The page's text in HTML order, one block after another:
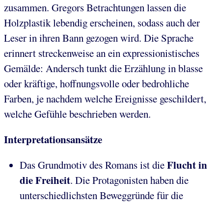
zusammen. Gregors Betrachtungen lassen die
Holzplastik lebendig erscheinen, sodass auch der
Leser in ihren Bann gezogen wird. Die Sprache
erinnert streckenweise an ein expressionistisches
Gemälde: Andersch tunkt die Erzählung in blasse
oder kräftige, hoffnungsvolle oder bedrohliche
Farben, je nachdem welche Ereignisse geschildert,
welche Gefühle beschrieben werden.
Interpretationsansätze
Das Grundmotiv des Romans ist dieFlucht in
die Freiheit. Die Protagonisten haben die
unterschiedlichsten Beweggründe für die